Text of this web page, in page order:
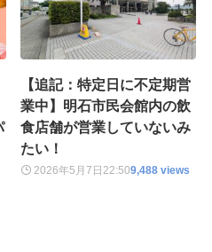
【追記：特定日に不定期営
業中】明石市民会館内の飲
食店舗が営業していないみ
たい！
2026年5月7日22:509,488 views